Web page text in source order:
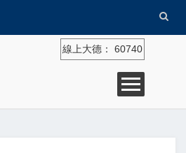
線上大德： 60740